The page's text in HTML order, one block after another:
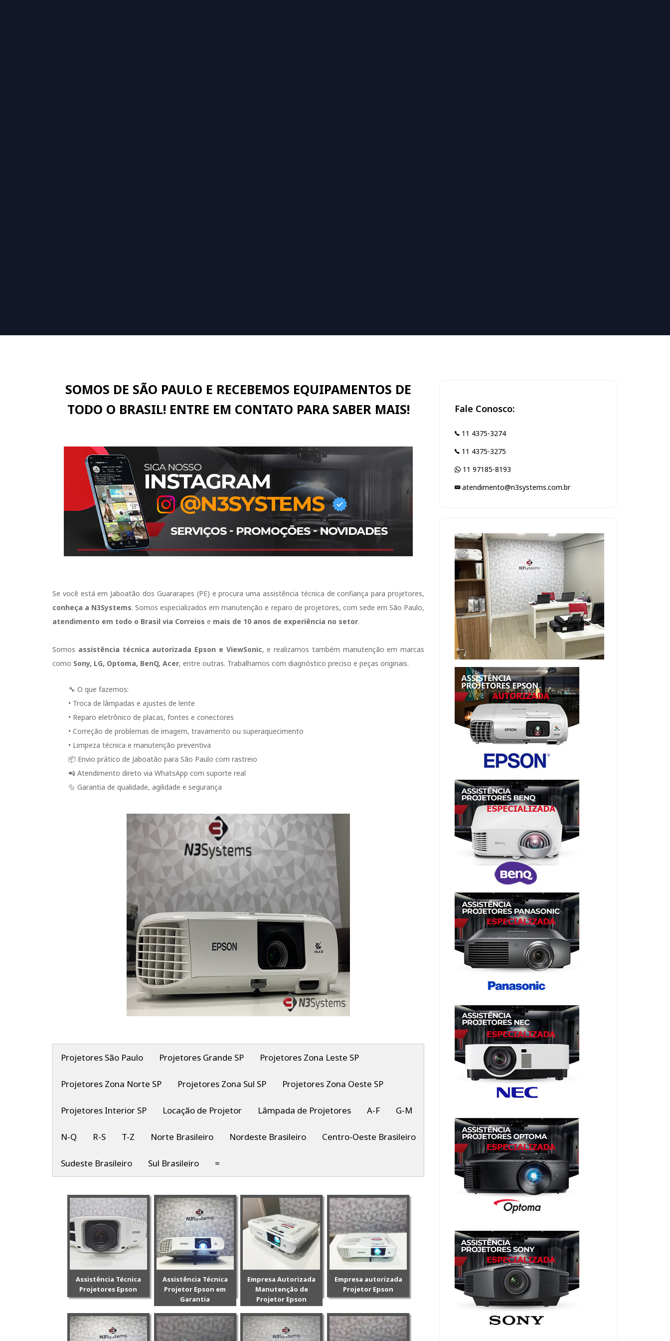
SOMOS DE SÃO PAULO E RECEBEMOS EQUIPAMENTOS DE
TODO O BRASIL! ENTRE EM CONTATO PARA SABER MAIS!
Se você está em Jaboatão dos Guararapes (PE) e procura uma assistência técnica de confiança para projetores,
conheça a N3Systems. Somos especializados em manutenção e reparo de projetores, com sede em São Paulo,
atendimento em todo o Brasil via Correios e mais de 10 anos de experiência no setor.
Somos assistência técnica autorizada Epson e ViewSonic, e realizamos também manutenção em marcas
como Sony, LG, Optoma, BenQ, Acer, entre outras. Trabalhamos com diagnóstico preciso e peças originais.
🔧 O que fazemos:
• Troca de lâmpadas e ajustes de lente
• Reparo eletrônico de placas, fontes e conectores
• Correção de problemas de imagem, travamento ou superaquecimento
• Limpeza técnica e manutenção preventiva
📦 Envio prático de Jaboatão para São Paulo com rastreio
📲 Atendimento direto via WhatsApp com suporte real
🔩 Garantia de qualidade, agilidade e segurança
Projetores São Paulo Projetores Grande SP Projetores Zona Leste SP
Projetores Zona Norte SP Projetores Zona Sul SP Projetores Zona Oeste SP
Projetores Interior SP Locação de Projetor Lâmpada de Projetores A-F G-M
N-Q R-S T-Z Norte Brasileiro Nordeste Brasileiro Centro-Oeste Brasileiro
Sudeste Brasileiro Sul Brasileiro =
Assistência Técnica
Projetores Epson
Assistência Técnica
Projetor Epson em
Garantia
Empresa Autorizada
Manutenção de
Projetor Epson
Empresa autorizada
Projetor Epson
Fale Conosco:
11 4375-3274
11 4375-3275
11 97185-8193
atendimento@n3systems.com.br